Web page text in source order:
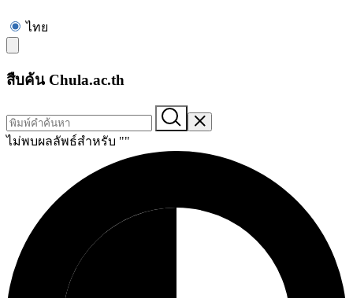
ไทย
สืบค้น Chula.ac.th
ไม่พบผลลัพธ์สำหรับ ""